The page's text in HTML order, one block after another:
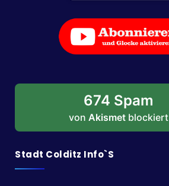
674 Spam
von Akismet blockiert
Stadt Colditz Info`s